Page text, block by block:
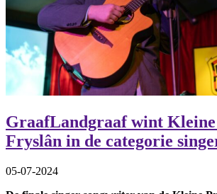
GraafLandgraaf wint
Fryslân in de categorie
05-07-2024